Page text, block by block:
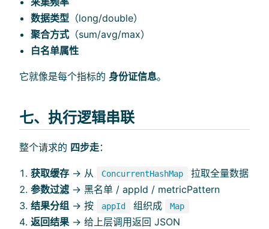
数据类型 （long/double）
聚合方式 （sum/avg/max）
白名单属性
它就像是每个指标的 身份证信息。
七、执行逻辑串联
整个请求的 四步走：
获取缓存 → 从 ConcurrentHashMap
拉取全量数据
参数过滤 → 黑名单 / appId / metricPattern
结果分组 → 按 appId 组织成 Map
返回结果→ 给上层调用返回 JSON